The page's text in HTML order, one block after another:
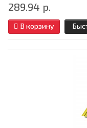
289.94 р.
В корзину